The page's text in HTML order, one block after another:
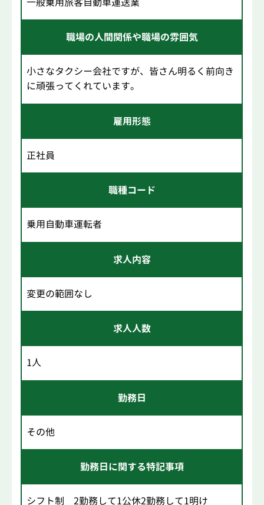
職場の人間関係や職場の雰囲気
小さなタクシー会社ですが、皆さん明るく前向き
に頑張ってくれています。
雇用形態
正社員
職種コード
乗用自動車運転者
求人内容
変更の範囲なし
求人人数
1人
勤務日
その他
勤務日に関する特記事項
シフト制 2勤務して1公休2勤務して1明け